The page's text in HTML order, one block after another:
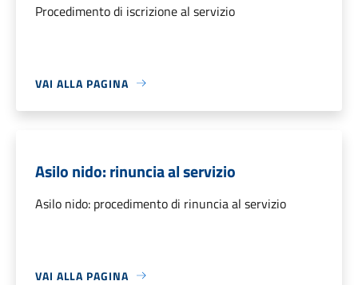
Procedimento di iscrizione al servizio
VAI ALLA PAGINA
Asilo nido: rinuncia al servizio
Asilo nido: procedimento di rinuncia al servizio
VAI ALLA PAGINA